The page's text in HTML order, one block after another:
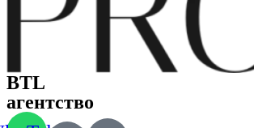
BTL
агентство